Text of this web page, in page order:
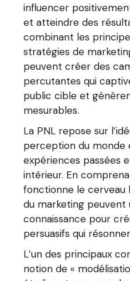
influencer
et atteindre des
combinant les
stratégies de
peuvent créer des
percutantes qui
public cible et
mesurables.
La PNL repose sur
perception du monde
expériences passées
intérieur. En
fonctionne le cerveau
du marketing
connaissance pour
persuasifs qui
L’un des principaux
notion de «